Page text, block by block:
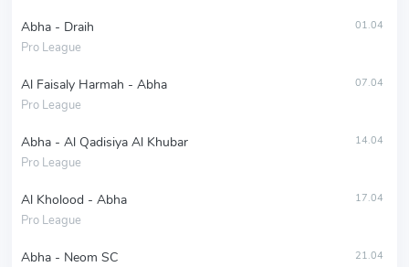
Abha - Draih
Pro League
01.04
Al Faisaly Harmah - Abha
Pro League
07.04
Abha - Al Qadisiya Al Khubar
Pro League
14.04
Al Kholood - Abha
Pro League
17.04
Abha - Neom SC 21.04